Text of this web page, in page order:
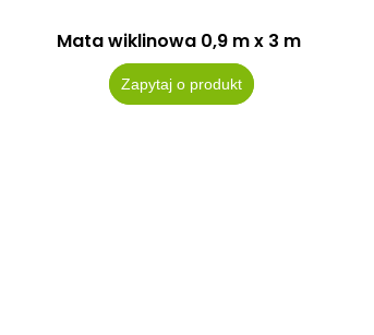
Mata wiklinowa 0,9 m x 3 m
Zapytaj o produkt